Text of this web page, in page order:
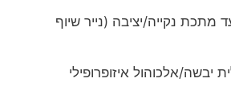
מתכת נקייה/יציבה (נייר שיוף
יבשה/אלכוהול איזופרופילי